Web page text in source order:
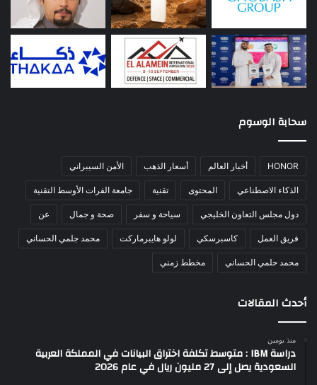
سحابة الوسوم
HONOR أخبار العالم أسعار الذهب الأمن السيبراني
الذكاء الاصطناعي المحتوى تقنية جامعة الفرات الأوسط التقنية
دول مجلس التعاون الخليجي سياحة و سفر صحة و جمال عن
فريق العمل كاسبرسكي لولو هايبرماركت محمد جلمي الحساني
محمد حلمي الحساني مخطط زمني
أحدث المقالات
منذ يومين
دراسة IBM : متوسط تكلفة اختراق البيانات في المملكة العربية
السعودية يصل إلى 27 مليون ريال في عام 2026